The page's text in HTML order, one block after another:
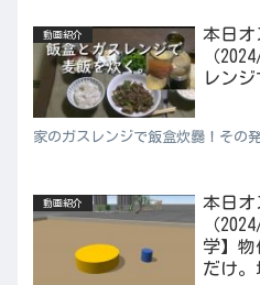
動画紹介
本日オ
（
レン
家のガスレンジで飯盒炊爨！その
動画紹介
本日オ
（
学】物
だけ。